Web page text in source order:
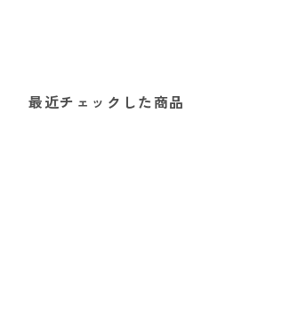
最近チェックした商品